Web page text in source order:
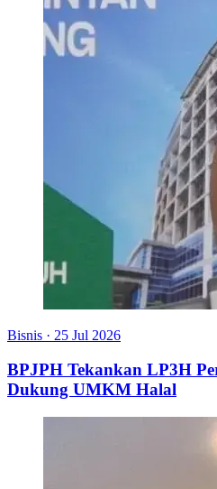
Bisnis · 25 Jul 2026
BPJPH Tekankan LP3H
Dukung UMKM Halal